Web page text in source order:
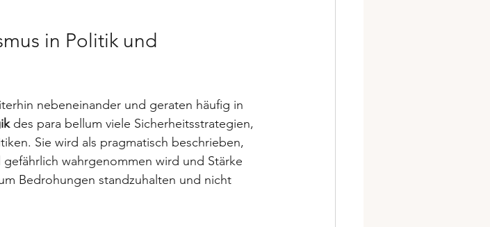
in Politik und
nebeneinander und geraten häufig in
des para bellum viele Sicherheitsstrategien,
Sie wird als pragmatisch beschrieben,
wahrgenommen wird und Stärke
Bedrohungen standzuhalten und nicht